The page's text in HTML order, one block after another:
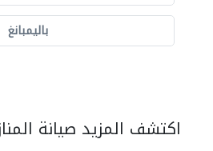
باليمبانغ
اكتشف المزيد صيانة